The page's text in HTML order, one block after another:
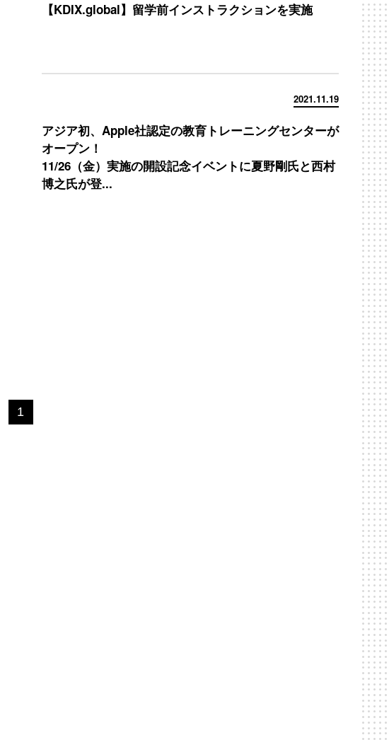
【KDIX.global】留学前インストラクションを実施
2021.11.19
アジア初、Apple社認定の教育トレーニングセンターが
オープン！
11/26（金）実施の開設記念イベントに夏野剛氏と西村
博之氏が登...
1